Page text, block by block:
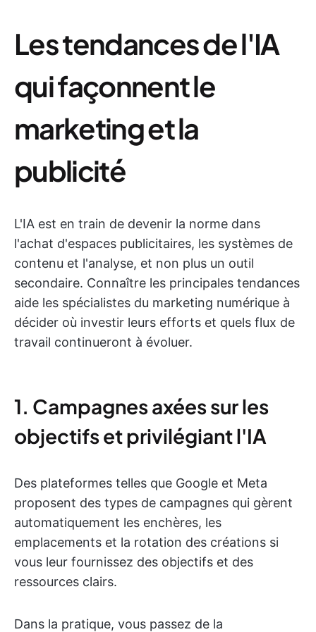
Les tendances de l'IA
qui façonnent le
marketing et la
publicité
L'IA est en train de devenir la norme dans
l'achat d'espaces publicitaires, les systèmes de
contenu et l'analyse, et non plus un outil
secondaire. Connaître les principales tendances
aide les spécialistes du marketing numérique à
décider où investir leurs efforts et quels flux de
travail continueront à évoluer.
1. Campagnes axées sur les
objectifs et privilégiant l'IA
Des plateformes telles que Google et Meta
proposent des types de campagnes qui gèrent
automatiquement les enchères, les
emplacements et la rotation des créations si
vous leur fournissez des objectifs et des
ressources clairs.
Dans la pratique, vous passez de la